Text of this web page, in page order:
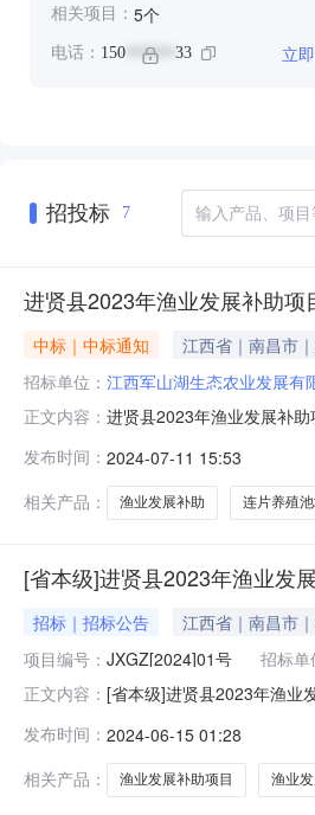
相关项目： 5个
电话： 150 ****** 33 立
招投标 7
进贤县2023年渔业发展补助
中标｜中标通知
江西省｜南昌市
招标单位： 江西军山湖生态农业发展有
正文内容： 进贤县2023年渔业发展补
如下：排序投标单位名称投
156046
发布时间： 2024-07-11 15:53
相关产品：
渔业发展补助 连片养殖
[省本级]进贤县2023年渔业发
招标｜招标公告 江西省｜南昌市
项目编号： JXGZ[2024]01号 招标单
正文内容： [省本级]进贤县2023年渔业
目一集中连片养殖池塘标
发布时间： 2024-06-15 01:28
相关产品：
渔业发展补助项目 渔业